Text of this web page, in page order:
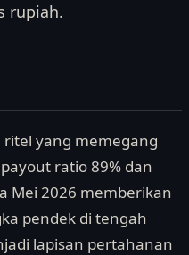
rupiah.
yang memegang
ratio 89% dan
Mei 2026 memberikan
pendek di tengah
lapisan pertahanan